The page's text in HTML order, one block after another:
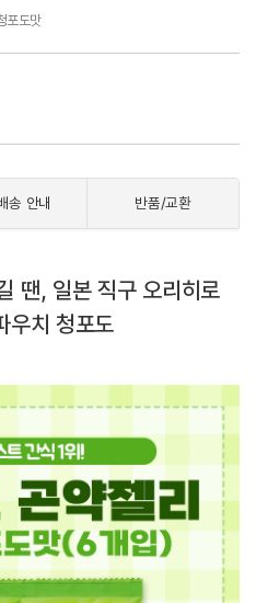
포도맛
송 안내 반품/교환
땐, 일본 직구 오리히로
우치 청포도